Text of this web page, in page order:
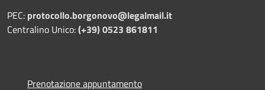
PEC: protocollo.borgonovo@legalmail.it
Centralino Unico:(+39) 0523 861811
Prenotazione appuntamento